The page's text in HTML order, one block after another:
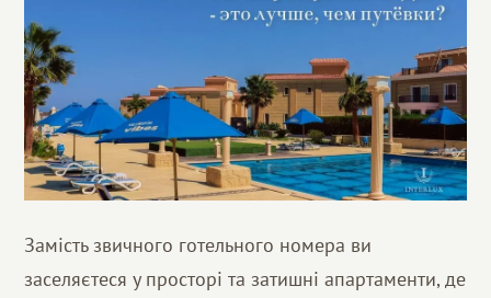
Замість звичного готельного номера ви
заселяєтеся у просторі та затишні апартаменти, де